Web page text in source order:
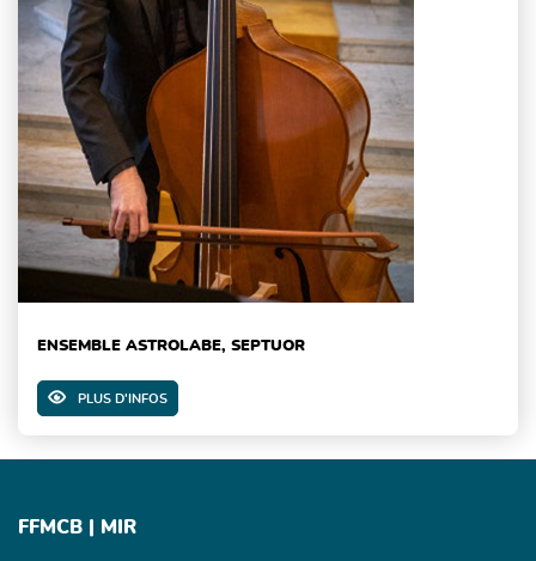
ENSEMBLE ASTROLABE, SEPTUOR
PLUS D'INFOS
FFMCB | MIR